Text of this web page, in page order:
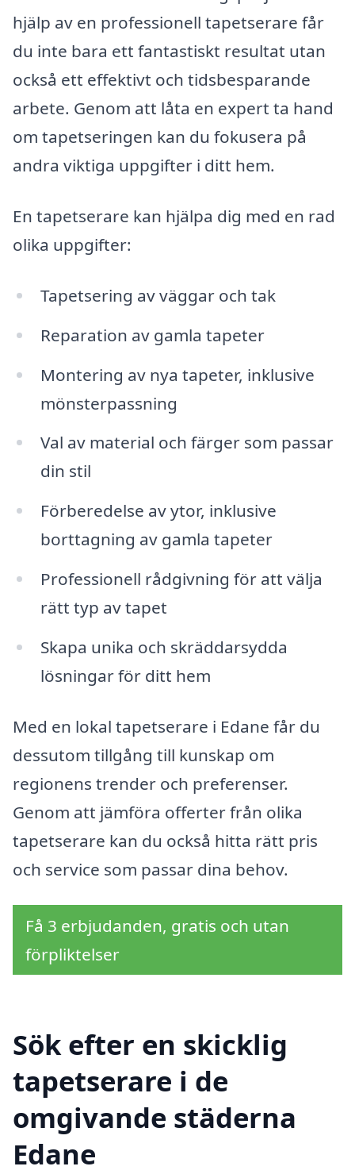
hjälp av en professionell tapetserare får
du inte bara ett fantastiskt resultat utan
också ett effektivt och tidsbesparande
arbete. Genom att låta en expert ta hand
om tapetseringen kan du fokusera på
andra viktiga uppgifter i ditt hem.
En tapetserare kan hjälpa dig med en rad
olika uppgifter:
Tapetsering av väggar och tak
Reparation av gamla tapeter
Montering av nya tapeter, inklusive
mönsterpassning
Val av material och färger som passar
din stil
Förberedelse av ytor, inklusive
borttagning av gamla tapeter
Professionell rådgivning för att välja
rätt typ av tapet
Skapa unika och skräddarsydda
lösningar för ditt hem
Med en lokal tapetserare i Edane får du
dessutom tillgång till kunskap om
regionens trender och preferenser.
Genom att jämföra offerter från olika
tapetserare kan du också hitta rätt pris
och service som passar dina behov.
Få 3 erbjudanden, gratis och utan
förpliktelser
Sök efter en skicklig
tapetserare i de
omgivande städerna
Edane